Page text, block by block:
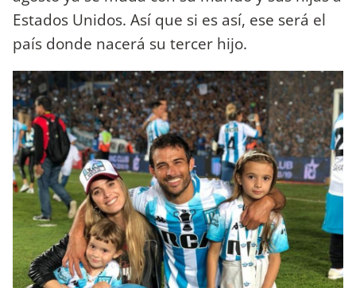
Estados Unidos. Así que si es así, ese será el
país donde nacerá su tercer hijo.